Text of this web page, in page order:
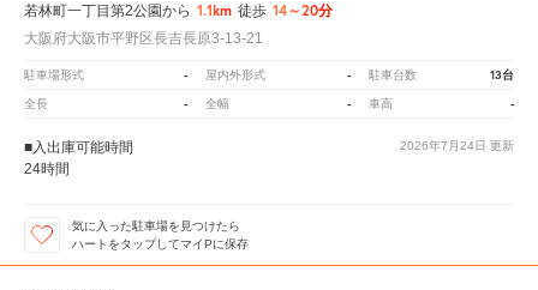
若林町一丁目第2公園から 1.1km 徒歩 14～20分
大阪府大阪市平野区長吉長原3-13-21
駐車場形式 - 屋内外形式 - 駐車台数 13台
全長 - 全幅 - 車高 -
2026年7月24日 更新
■入出庫可能時間
24時間
気に入った駐車場を見つけたら
ハートをタップしてマイPに保存